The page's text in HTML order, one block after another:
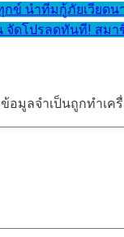
กข์ นำทีมกู้ภัยเวียด
ดโปรลดทันที! สม
อมูลจำเป็นถูกทำเค